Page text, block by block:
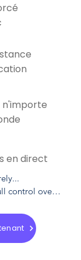
n'importe
en direct
control over
and